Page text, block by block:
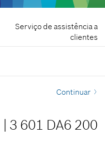
Serviço de assistência a
clientes
Continuar
3 601 DA6 200